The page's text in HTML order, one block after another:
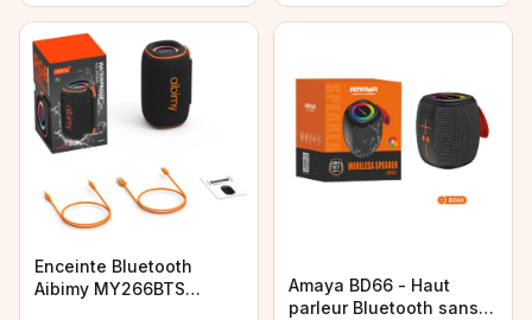
Enceinte Bluetooth
Aibimy MY266BTS
Amaya BD66 - Haut
parleur Bluetooth sans